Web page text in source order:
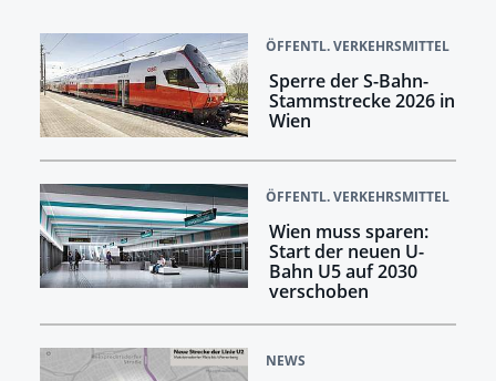
ÖFFENTL. VERKEHRSMITTEL
Sperre der S-Bahn-
Stammstrecke 2026 in
Wien
ÖFFENTL. VERKEHRSMITTEL
Wien muss sparen:
Start der neuen U-
Bahn U5 auf 2030
verschoben
NEWS